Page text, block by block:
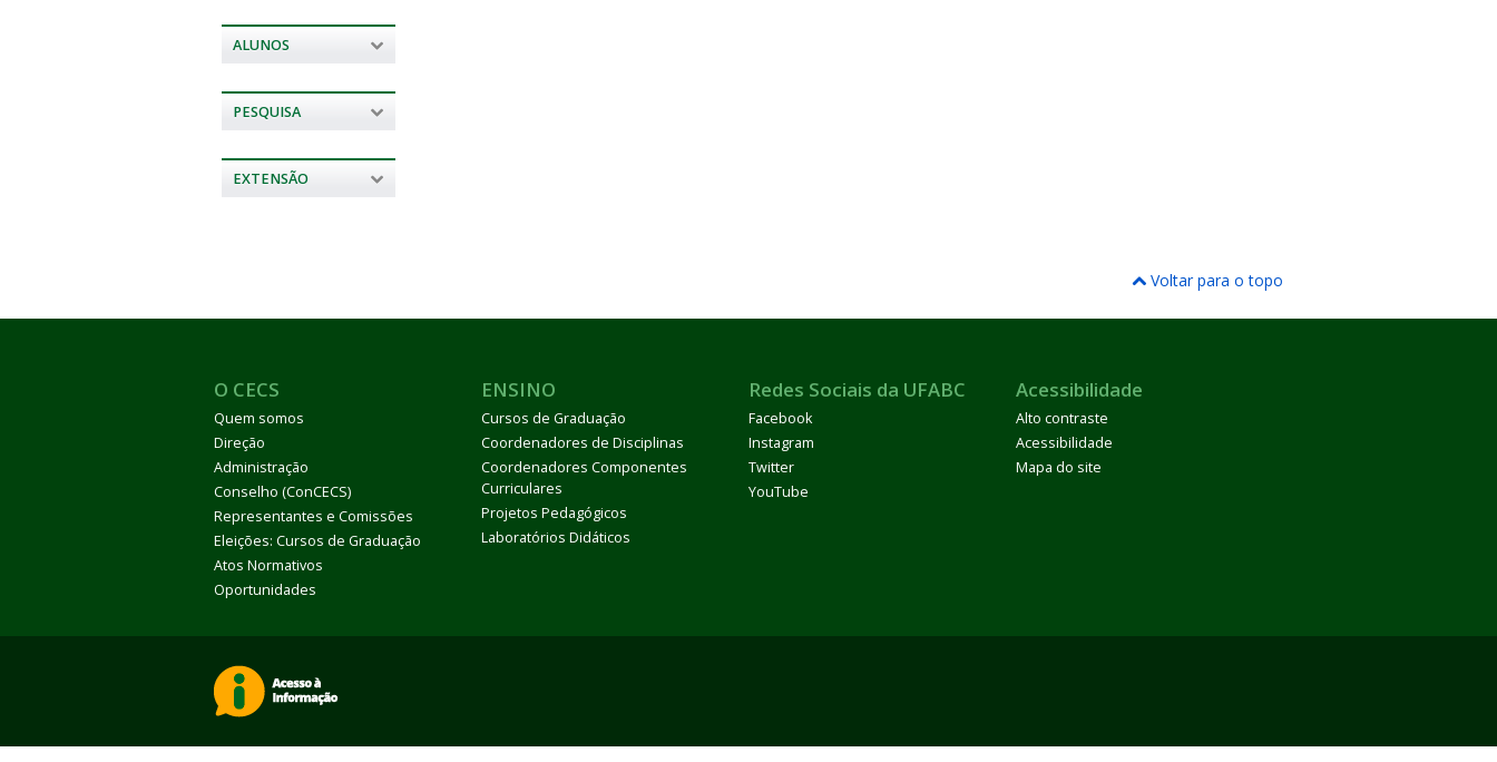
ALUNOS
PESQUISA
EXTENSÃO
Voltar para o topo
O CECS
Quem somos
Direção
Administração
Conselho (ConCECS)
Representantes e Comissões
Eleições: Cursos de Graduação
Atos Normativos
Oportunidades
ENSINO
Cursos de Graduação
Coordenadores de Disciplinas
Coordenadores Componentes
Curriculares
Projetos Pedagógicos
Laboratórios Didáticos
Redes Sociais da UFABC
Facebook
Instagram
Twitter
YouTube
Acessibilidade
Alto contraste
Acessibilidade
Mapa do site